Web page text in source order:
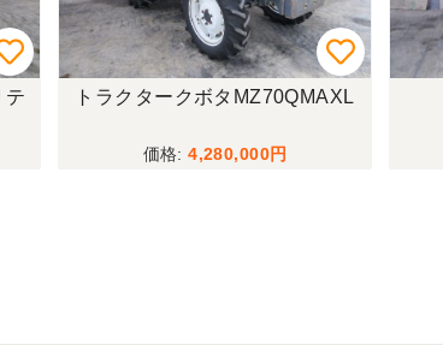
テ
トラクタークボタMZ70QMAXL
4,280,000